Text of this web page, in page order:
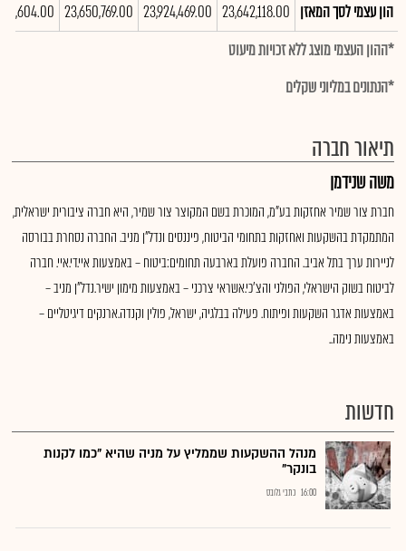
הון עצמי לסך המאזן 23,642,118.00
23,924,469.00
23,650,769.00
*ההון העצמי מוצג ללא זכויות מיעוט
*הנתונים במליוני שקלים
תיאור חברה
משה שנידמן
חברת צור שמיר אחזקות בע"מ, המוכרת בשם המקוצר צור שמיר, היא חברה ציבורית ישראלית,
המתמקדת בהשקעות ואחזקות בתחומי הביטוח, פיננסים ונדל"ן מניב. החברה נסחרת בבורסה
לניירות ערך בתל אביב. החברה פועלת בארבעה תחומים:ביטוח – באמצעות איי.די.איי. חברה
לביטוח בשוק הישראלי, הפולני והצ'כי.אשראי צרכני – באמצעות מימון ישיר.נדל"ן מניב –
באמצעות אדגר השקעות ופיתוח. פעילה בבלגיה, ישראל, פולין וקנדה.ארנקים דיגיטליים –
באמצעות נימה..
חדשות
מנהל ההשקעות שממליץ על מניה שהיא "כמו לקנות
בונקר"
16:00 כתבי גלובס